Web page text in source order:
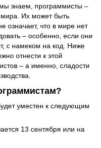
знаем, программисты –
Их может быть
означает, что в мире нет
– особенно, если они
с намеком на код. Ниже
отнести к этой
– а именно, сладости
уместен к следующим
13 сентября или на